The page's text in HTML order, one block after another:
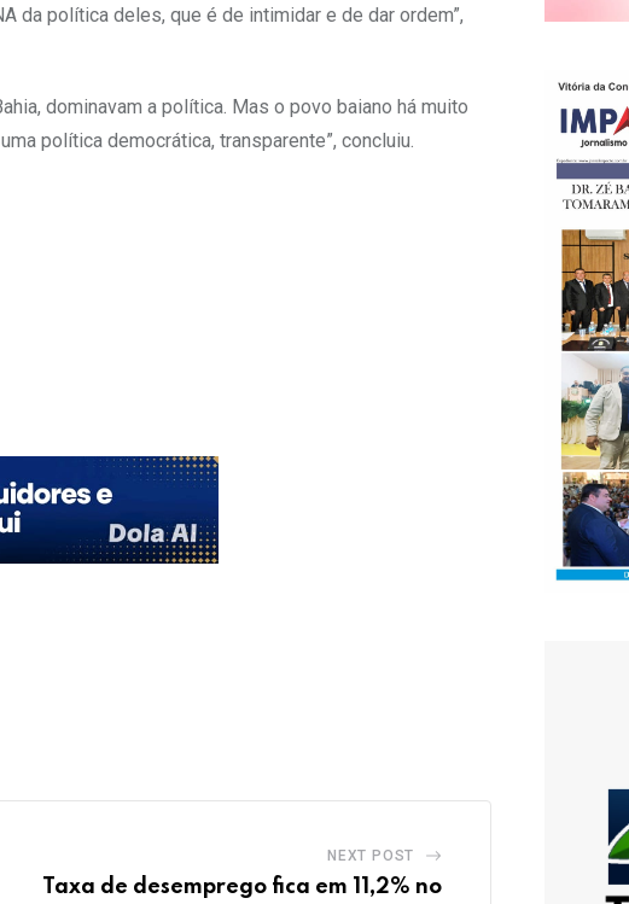
da política deles, que é de intimidar e de dar ordem”,
dominavam a política. Mas o povo baiano há muito
política democrática, transparente”, concluiu.
NEXT POST
Taxa de desemprego fica em 11,2% no